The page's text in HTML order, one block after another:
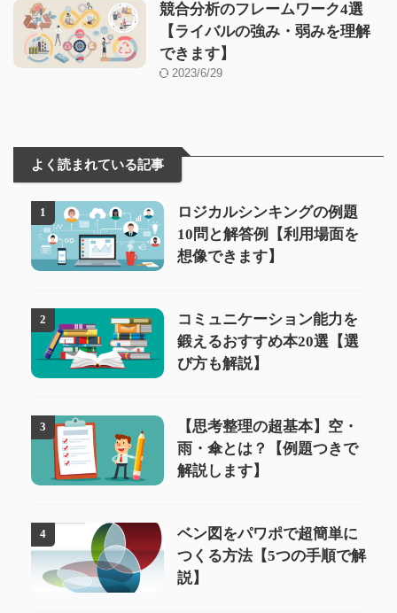
競合分析のフレームワーク4選
【ライバルの強み・弱みを理解
できます】
2023/6/29
よく読まれている記事
1
ロジカルシンキングの例題
10問と解答例【利用場面を
想像できます】
2
コミュニケーション能力を
鍛えるおすすめ本20選【選
び方も解説】
3
【思考整理の超基本】空・
雨・傘とは？【例題つきで
解説します】
4
ベン図をパワポで超簡単に
つくる方法【5つの手順で解
説】